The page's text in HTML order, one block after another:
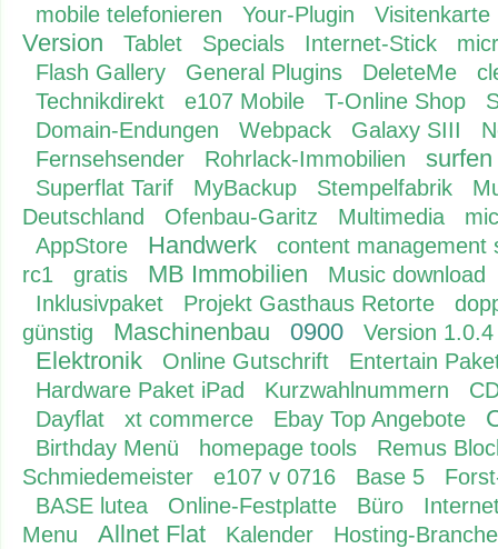
mobile telefonieren Your-Plugin Visitenkarte
Version Tablet Specials Internet-Stick
Flash Gallery
General Plugins DeleteMe
Technikdirekt
e107 Mobile T-Online Shop
Domain-Endungen
Webpack Galaxy SIII
Fernsehsender
Rohrlack-Immobilien surfen
Superflat Tarif MyBackup Stempelfabrik
Deutschland
Ofenbau-Garitz Multimedia
AppStore
Handwerk
content management
rc1
gratis MB Immobilien
Music download
Inklusivpaket
Projekt Gasthaus Retorte
günstig
Maschinenbau 0900 Version 1.0.4
Elektronik Online Gutschrift
Entertain
Hardware Paket iPad
Kurzwahlnummern
Dayflat
xt commerce Ebay Top Angebote
Birthday Menü homepage tools
Remus
Schmiedemeister
e107 v 0716 Base 5
BASE lutea
Online-Festplatte Büro
Menu
Allnet Flat Kalender
Hosting-Branche